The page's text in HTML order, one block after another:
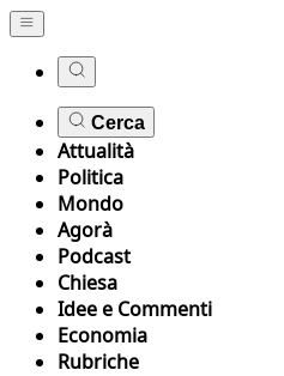
Cerca
Attualità
Politica
Mondo
Agorà
Podcast
Chiesa
Idee e Commenti
Economia
Rubriche